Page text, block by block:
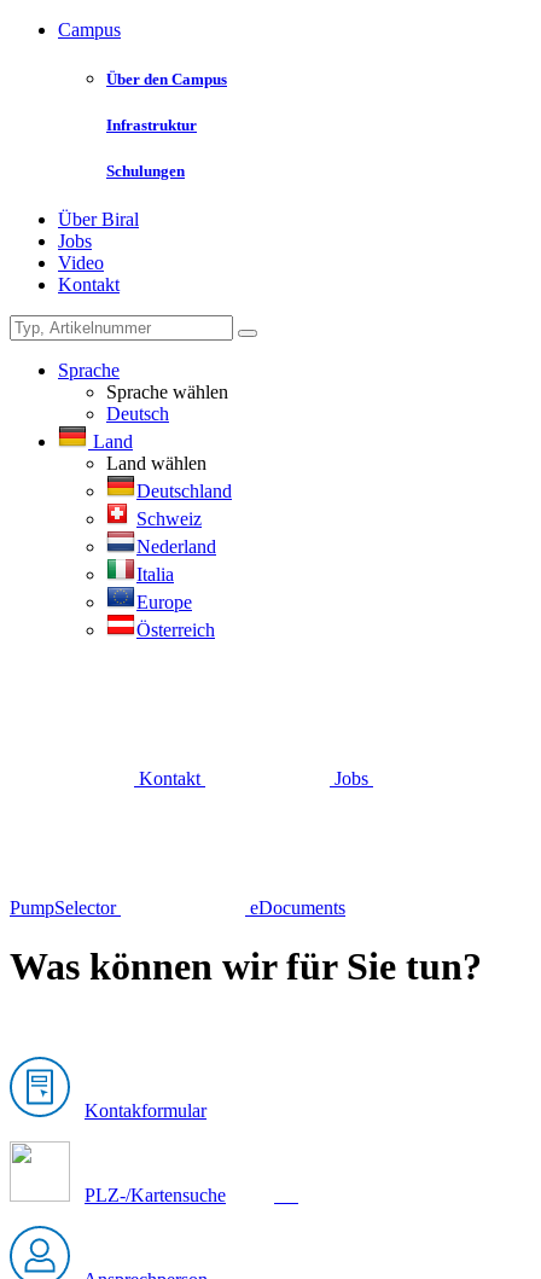
Campus
Über den Campus
Infrastruktur
Schulungen
Über Biral
Jobs
Video
Kontakt
Sprache
Sprache wählen
Deutsch
Land
Land wählen
Deutschland
Schweiz
Nederland
Italia
Europe
Österreich
Kontakt Jobs
PumpSelector eDocuments
Was können wir für Sie tun?
Kontakformular
PLZ-/Kartensuche